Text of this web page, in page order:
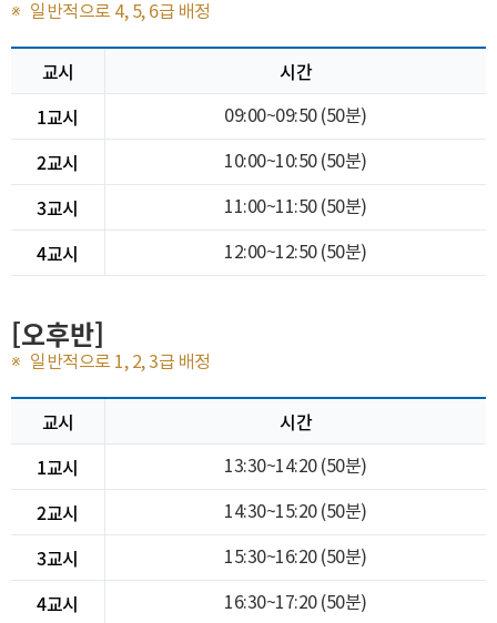
일반적으로 4, 5, 6급 배정
교시
시간
1교시
09:00~09:50 (50분)
2교시 10:00~10:50 (50분)
3교시 11:00~11:50 (50분)
4교시 12:00~12:50 (50분)
[오후반]
일반적으로 1, 2, 3급 배정
교시
시간
1교시
13:30~14:20 (50분)
2교시 14:30~15:20 (50분)
3교시 15:30~16:20 (50분)
4교시 16:30~17:20 (50분)